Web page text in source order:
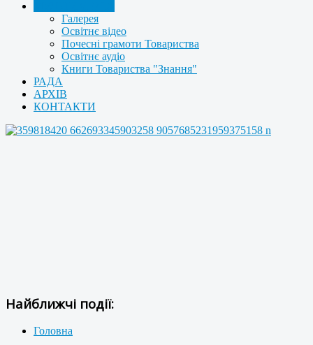
Галерея
Освітнє відео
Почесні грамоти Товариства
Освітнє аудіо
Книги Товариства "Знання"
РАДА
АРХІВ
КОНТАКТИ
Найближчі події:
Головна